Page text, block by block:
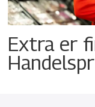
Extra er